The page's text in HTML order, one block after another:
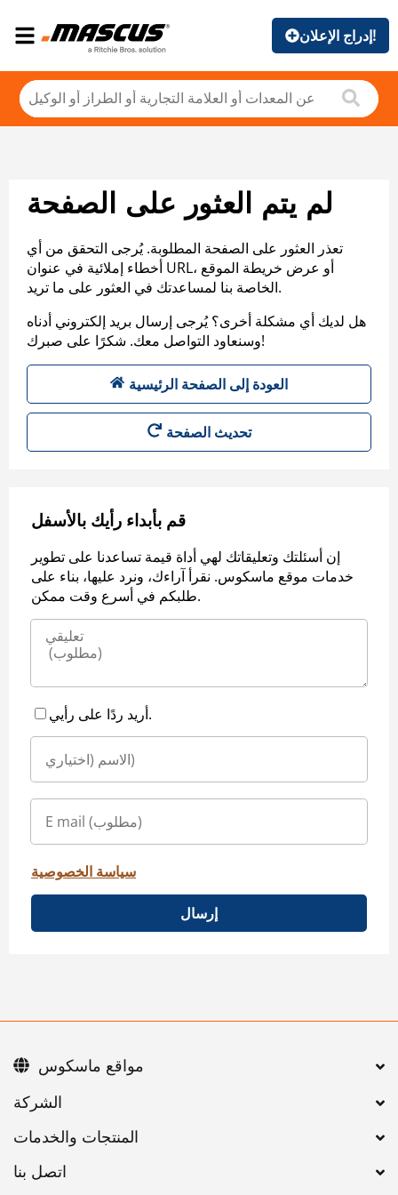
إدراج الإعلان!
لم يتم العثور على الصفحة
تعذر العثور على الصفحة المطلوبة. يُرجى التحقق من أي
أخطاء إملائية في عنوان URL، أو عرض خريطة الموقع
الخاصة بنا لمساعدتك في العثور على ما تريد.
هل لديك أي مشكلة أخرى؟ يُرجى إرسال بريد إلكتروني أدناه
وسنعاود التواصل معك. شكرًا على صبرك!
العودة إلى الصفحة الرئيسية
تحديث الصفحة
قم بأبداء رأيك بالأسفل
إن أسئلتك وتعليقاتك لهي أداة قيمة تساعدنا على تطوير
خدمات موقع ماسكوس. نقرأ آراءك، ونرد عليها، بناء على
طلبكم في أسرع وقت ممكن.
أريد ردًا على رأيي.
سياسة الخصوصية
إرسال
اتصل بنا
مواقع ماسكوس